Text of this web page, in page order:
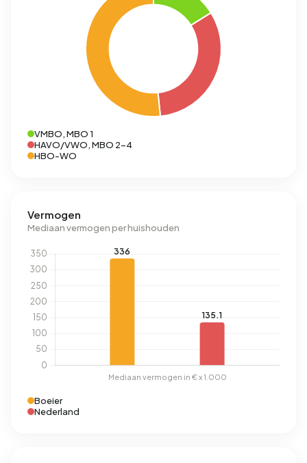
VMBO, MBO 1
HAVO/VWO, MBO 2-4
HBO-WO
Vermogen
Mediaan vermogen per huishouden
Boeier
Nederland